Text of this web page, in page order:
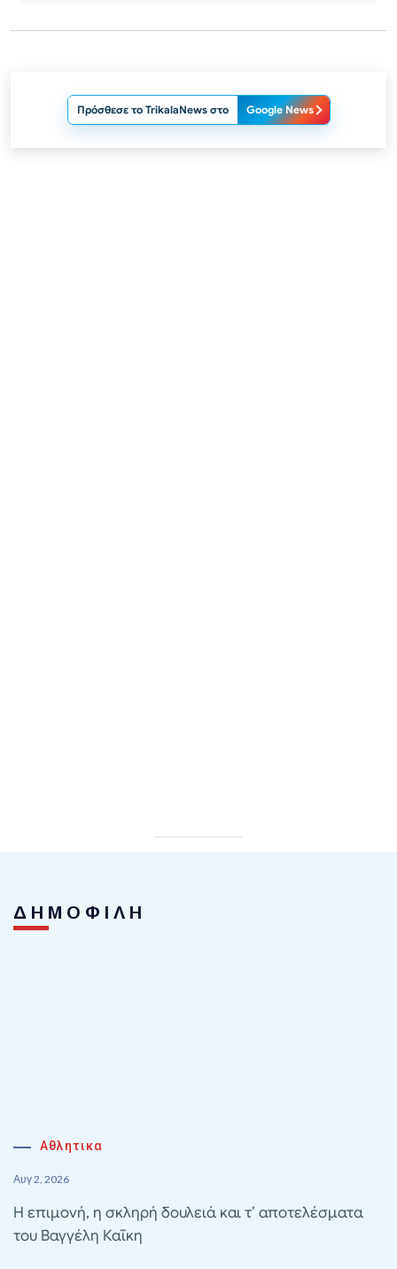
Πρόσθεσε το TrikalaNews στο Google News
ΔΗΜΟΦΙΛΗ
Αθλητικα
Αυγ 2, 2026
Η επιμονή, η σκληρή δουλειά και τ’ αποτελέσματα
του Βαγγέλη Καΐκη